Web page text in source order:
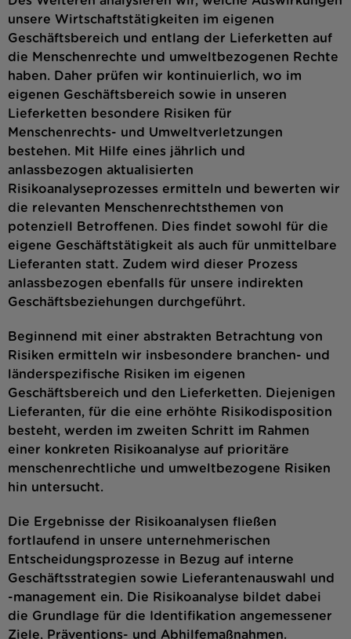
unsere Wirtschaftstätigkeiten im eigenen
Geschäftsbereich und entlang der Lieferketten auf
die Menschenrechte und umweltbezogenen Rechte
haben. Daher prüfen wir kontinuierlich, wo im
eigenen Geschäftsbereich sowie in unseren
Lieferketten besondere Risiken für
Menschenrechts- und Umweltverletzungen
bestehen. Mit Hilfe eines jährlich und
anlassbezogen aktualisierten
Risikoanalyseprozesses ermitteln und bewerten wir
die relevanten Menschenrechtsthemen von
potenziell Betroffenen. Dies findet sowohl für die
eigene Geschäftstätigkeit als auch für unmittelbare
Lieferanten statt. Zudem wird dieser Prozess
anlassbezogen ebenfalls für unsere indirekten
Geschäftsbeziehungen durchgeführt.
Beginnend mit einer abstrakten Betrachtung von
Risiken ermitteln wir insbesondere branchen- und
länderspezifische Risiken im eigenen
Geschäftsbereich und den Lieferketten. Diejenigen
Lieferanten, für die eine erhöhte Risikodisposition
besteht, werden im zweiten Schritt im Rahmen
einer konkreten Risikoanalyse auf prioritäre
menschenrechtliche und umweltbezogene Risiken
hin untersucht.
Die Ergebnisse der Risikoanalysen fließen
fortlaufend in unsere unternehmerischen
Entscheidungsprozesse in Bezug auf interne
Geschäftsstrategien sowie Lieferantenauswahl und
-management ein. Die Risikoanalyse bildet dabei
die Grundlage für die Identifikation angemessener
Ziele, Präventions- und Abhilfemaßnahmen.